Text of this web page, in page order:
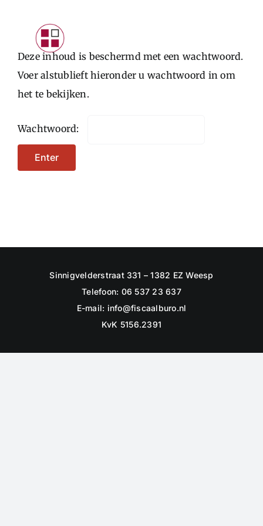
INTRODUCTIE
PARTICULIEREN
ONDERNEMERS
CONTACTFORMULIER
Deze inhoud is beschermd met een wachtwoord.
Voer alstublieft hieronder u wachtwoord in om
het te bekijken.
Wachtwoord:
Sinnigvelderstraat 331 – 1382 EZ Weesp
Telefoon: 06 537 23 637
E-mail: info@fiscaalburo.nl
KvK 5156.2391